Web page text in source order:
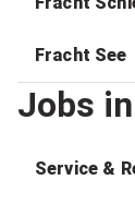
Fracht See
Jobs
Service &